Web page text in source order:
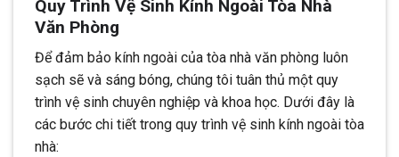
Quy Trình Vệ Sinh Kính Ngoài Tòa Nhà
Văn Phòng
Để đảm bảo kính ngoài của tòa nhà văn phòng luôn
sạch sẽ và sáng bóng, chúng tôi tuân thủ một quy
trình vệ sinh chuyên nghiệp và khoa học. Dưới đây là
các bước chi tiết trong quy trình vệ sinh kính ngoài tòa
nhà: